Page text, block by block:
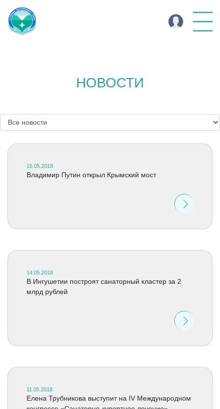
НОВОСТИ
15.05.2018
Владимир Путин открыл Крымский мост
14.05.2018
В Ингушетии построят санаторный кластер за 2
млрд рублей
11.05.2018
Елена Трубникова выступит на IV Международном